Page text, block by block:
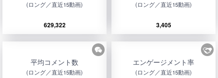
(ロング／直近15動画)
629,322
(ロング／直近15動画)
3,405
平均コメント数
(ロング／直近15動画)
エンゲージメント率
(ロング／直近15動画)